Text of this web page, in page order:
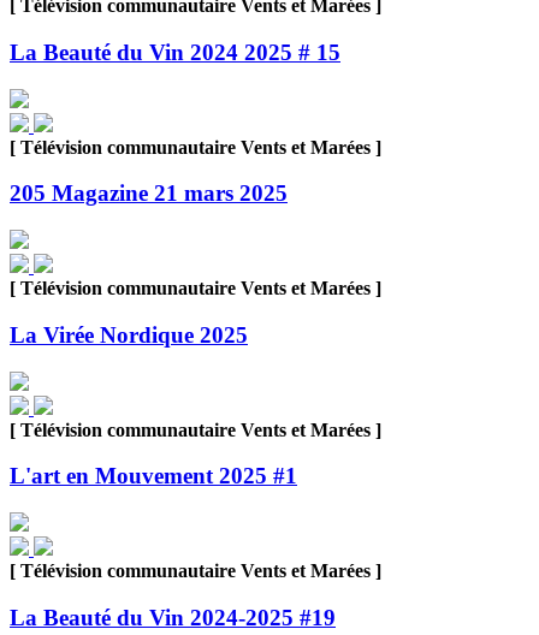
[ Télévision communautaire Vents et Marées ]
La Beauté du Vin 2024 2025 # 15
[ Télévision communautaire Vents et Marées ]
205 Magazine 21 mars 2025
[ Télévision communautaire Vents et Marées ]
La Virée Nordique 2025
[ Télévision communautaire Vents et Marées ]
L'art en Mouvement 2025 #1
[ Télévision communautaire Vents et Marées ]
La Beauté du Vin 2024-2025 #19